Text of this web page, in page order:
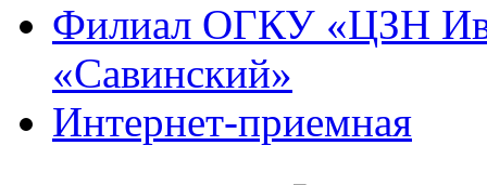
Филиал ОГКУ «ЦЗН
«Савинский»
Интернет-приемная